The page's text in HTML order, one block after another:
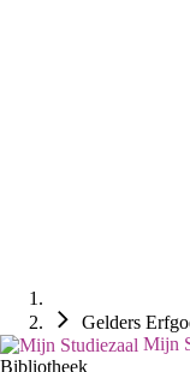
Gelders
Mijn
Bibliotheek